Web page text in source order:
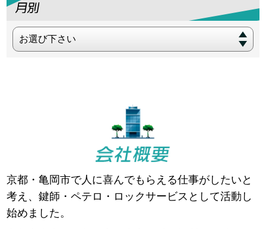
お選び下さい
京都・亀岡市で人に喜んでもらえる仕事がしたいと
考え、鍵師・ペテロ・ロックサービスとして活動し
始めました。